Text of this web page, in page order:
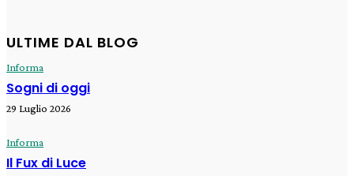
ULTIME DAL BLOG
Informa
Sogni di oggi
29 Luglio 2026
Informa
Il Fux di Luce